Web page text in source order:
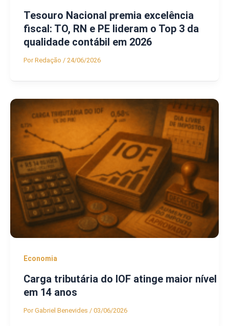
Tesouro Nacional premia excelência
fiscal: TO, RN e PE lideram o Top 3 da
qualidade contábil em 2026
PorRedação / 24/06/2026
Economia
Carga tributária do IOF atinge maior nível
em 14 anos
PorGabriel Benevides / 03/06/2026